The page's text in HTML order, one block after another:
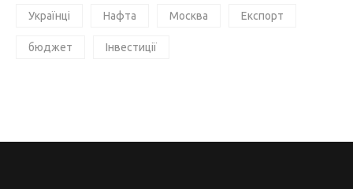
Українці Нафта Москва Експорт
бюджет Інвестиції